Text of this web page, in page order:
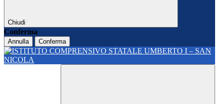
Chiudi
Conferma
Annulla Conferma